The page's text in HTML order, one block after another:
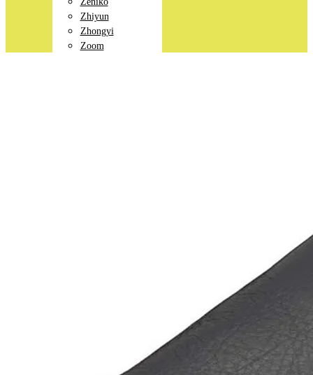
Zhiyun
Zhongyi
Zoom